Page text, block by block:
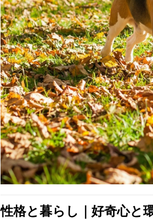
性格と暮らし｜好奇心と